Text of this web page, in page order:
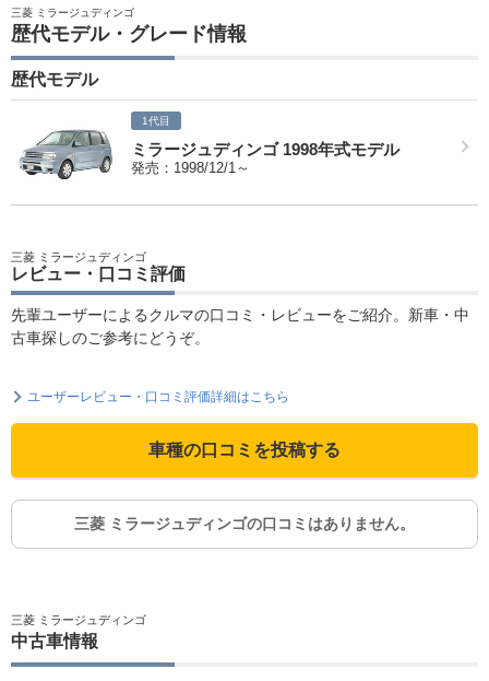
三菱 ミラージュディンゴ
歴代モデル・グレード情報
歴代モデル
1代目
ミラージュディンゴ 1998年式モデル
発売：1998/12/1～
三菱 ミラージュディンゴ
レビュー・口コミ評価
先輩ユーザーによるクルマの口コミ・レビューをご紹介。新車・中
古車探しのご参考にどうぞ。
ユーザーレビュー・口コミ評価詳細はこちら
車種の口コミを投稿する
三菱 ミラージュディンゴの口コミはありません。
三菱 ミラージュディンゴ
中古車情報